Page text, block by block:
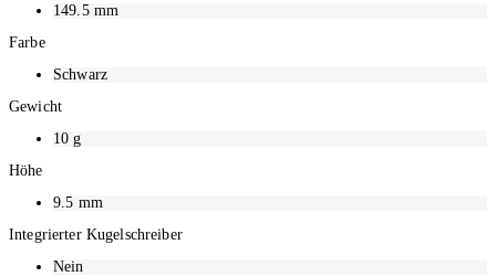
149.5 mm
Farbe
Schwarz
Gewicht
10g
Höhe
9.5 mm
Integrierter Kugelschreiber
Nein